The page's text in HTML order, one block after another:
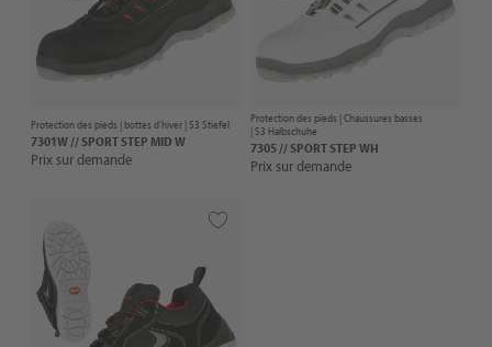
Protection des pieds | bottes d'hiver | S3 Stiefel
7301W // SPORT STEP MID W
Prix sur demande
Protection des pieds |Chaussures basses
| S3 Halbschuhe
7305 // SPORT STEP WH
Prix sur demande